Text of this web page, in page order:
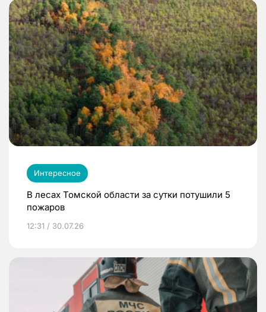
Интересное
В лесах Томской области за сутки потушили 5
пожаров
12:31 / 30.07.26